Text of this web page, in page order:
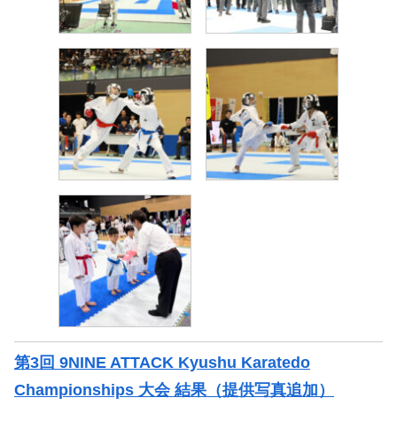
第3回 9NINE ATTACK Kyushu Karatedo
Championships 大会 結果（提供写真追加）